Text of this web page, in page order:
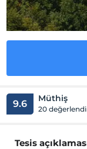
9.6 Müthiş
20
Tesis